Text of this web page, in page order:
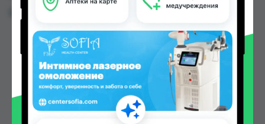
Цена: от42.30 TJS